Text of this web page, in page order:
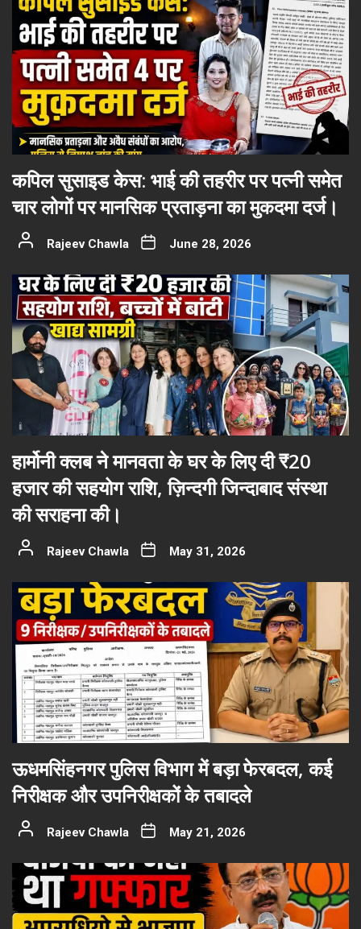
कपिल सुसाइड केस: भाई की तहरीर पर पत्नी समेत
चार लोगों पर मानसिक प्रताड़ना का मुकदमा दर्ज।
Rajeev Chawla June 28, 2026
हार्मोनी क्लब ने मानवता के घर के लिए दी ₹20
हजार की सहयोग राशि, ज़िन्दगी जिन्दाबाद संस्था
की सराहना की।
Rajeev Chawla May 31, 2026
ऊधमसिंहनगर पुलिस विभाग में बड़ा फेरबदल, कई
निरीक्षक और उपनिरीक्षकों के तबादले
Rajeev Chawla May 21, 2026